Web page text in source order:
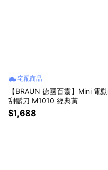
宅配商品
【BRAUN 德國百靈】Mini 電動
刮鬍刀 M1010 經典黃
$1,688